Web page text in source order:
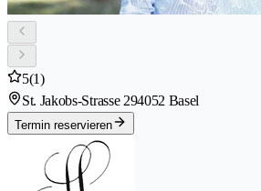
5(1)
St. Jakobs-Strasse 294052 Basel
Termin reservieren